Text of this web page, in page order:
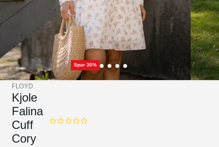
Spar 30%
FLOYD
Kjole
Falina
Cuff
Cory
0.0